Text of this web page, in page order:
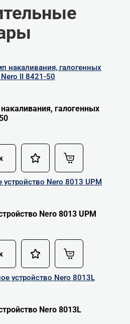
галогенных
Nero 8013 UPM
Nero 8013L